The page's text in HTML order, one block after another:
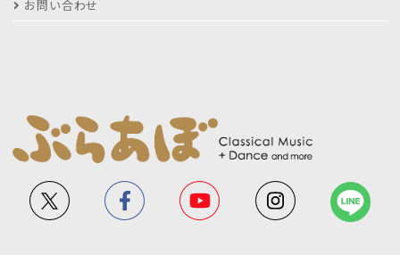
お問い合わせ